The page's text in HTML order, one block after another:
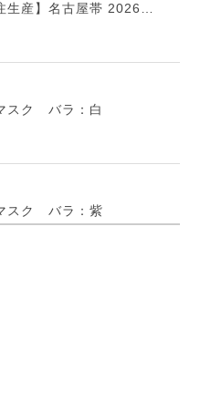
期間限定【受注生産】名古屋帯 2026年干支献上 「午」変わり献上 市松：白×薄鼠
スク バラ：白
スク バラ：紫